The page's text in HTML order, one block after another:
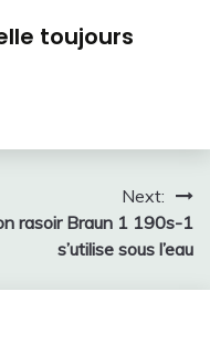
toujours
Next:
rasoir Braun 1 190s-1
s’utilise sous l’eau